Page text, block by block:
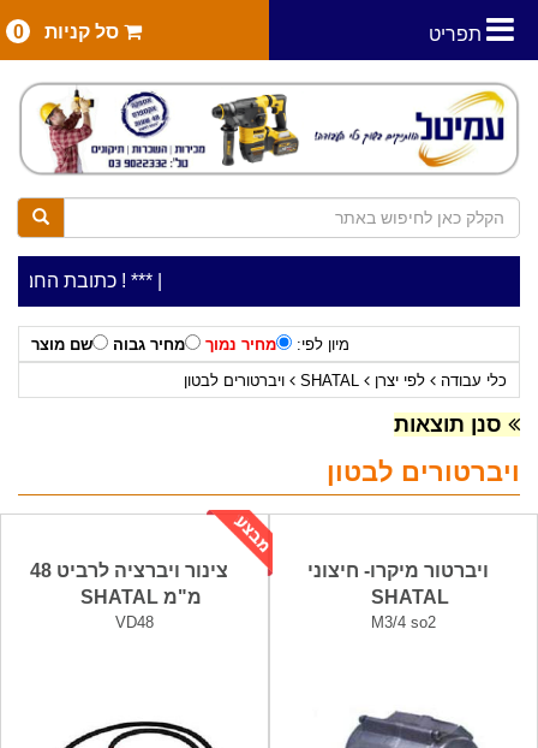
תפריט סל קניות 0
***כתובת החנות: רח' המלאכה 2, ביתן 8 ***כלי עבודה להשכרה בתעריף יומי משתלם ! ***
מיון לפי: מחיר נמוך מחיר גבוה
שם מוצר
כלי עבודה
לפי יצרן SHATAL ויברטורים לבטון
סנן תוצאות
ויברטורים לבטון
ויברטור מיקרו- חיצוני
SHATAL
M3/4 so2
צינור ויברציה לרביט 48
מ"מ SHATAL
VD48